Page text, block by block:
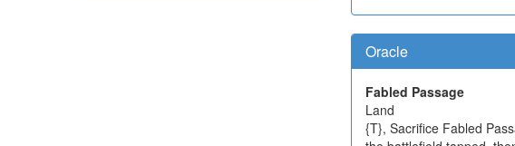
Oracle
Fabled Passage
Land
{T}, Sacrifice Fabled